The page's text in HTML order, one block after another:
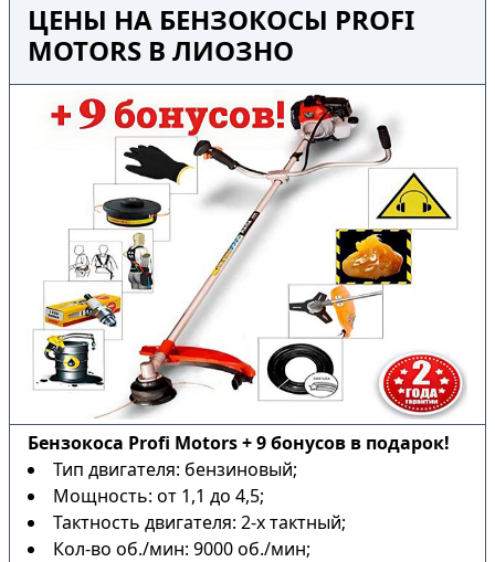
ЦЕНЫ НА БЕНЗОКОСЫ PROFI
MOTORS В ЛИОЗНО
Бензокоса Profi Motors + 9 бонусов в подарок!
Тип двигателя: бензиновый;
Мощность: от 1,1 до 4,5;
Тактность двигателя: 2-х тактный;
Кол-во об./мин: 9000 об./мин;